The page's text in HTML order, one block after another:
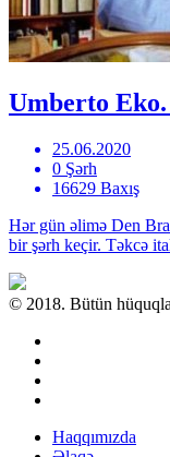
Umberto
25.06.2020
0 Şərh
16629 Baxış
Hər gün əlimə Den
bir şərh keçir. Təkcə
© 2018. Bütün
Haqqımızda